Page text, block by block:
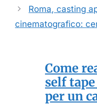
Roma, casting
cinematografico:
Come
self
per un